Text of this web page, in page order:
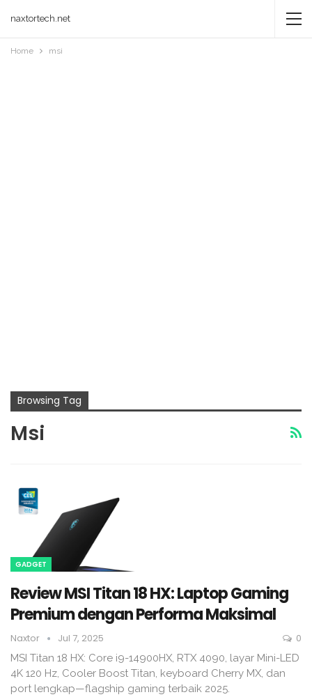
naxtortech.net
Home msi
Browsing Tag
Msi
GADGET
Review MSI Titan 18 HX: Laptop Gaming
Premium dengan Performa Maksimal
Naxtor Jul 7, 2025 0
MSI Titan 18 HX: Core i9-14900HX, RTX 4090, layar Mini-LED
4K 120 Hz, Cooler Boost Titan, keyboard Cherry MX, dan
port lengkap—flagship gaming terbaik 2025.